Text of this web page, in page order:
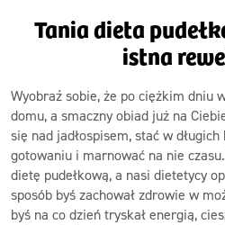
Tania dieta
istna
Wyobraź sobie, że po ciężkim dniu
domu, a smaczny obiad już na
się nad jadłospisem, stać w
gotowaniu i marnować na nie
dietę pudełkową, a nasi dietetycy
sposób byś zachował zdrowie w
byś na co dzień tryskał energią,